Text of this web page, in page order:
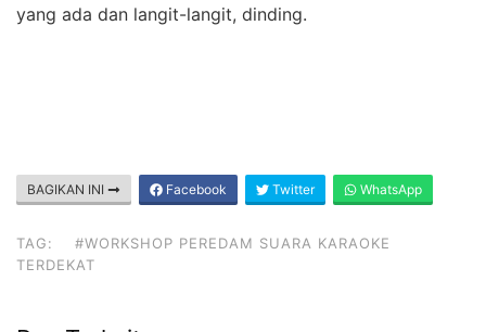
yang ada dan langit-langit, dinding.
BAGIKAN INI Facebook Twitter WhatsApp
TAG:
#WORKSHOP PEREDAM SUARA KARAOKE
TERDEKAT